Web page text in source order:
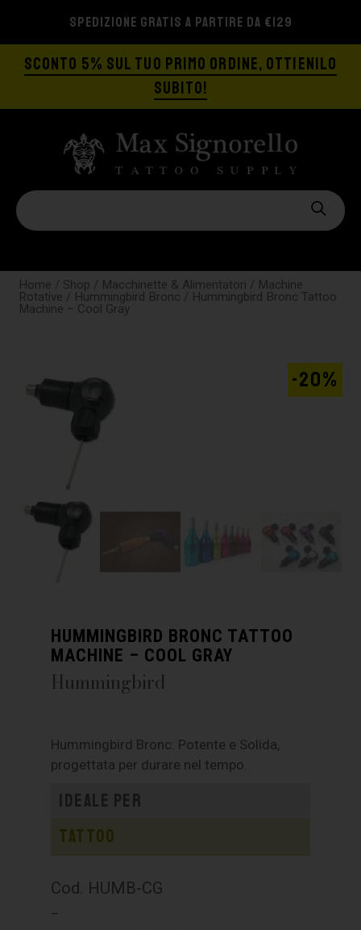
SPEDIZIONE GRATIS A PARTIRE DA €129
SCONTO 5% SUL TUO PRIMO ORDINE, OTTIENILO
SUBITO!
Home / Shop / Macchinette & Alimentatori / Machine
Rotative / Hummingbird Bronc / Hummingbird Bronc Tattoo
Machine – Cool Gray
-20%
HUMMINGBIRD BRONC TATTOO
MACHINE – COOL GRAY
Hummingbird
Hummingbird Bronc: Potente e Solida,
progettata per durare nel tempo.
Ideale per
Tattoo
Cod. HUMB-CG
–